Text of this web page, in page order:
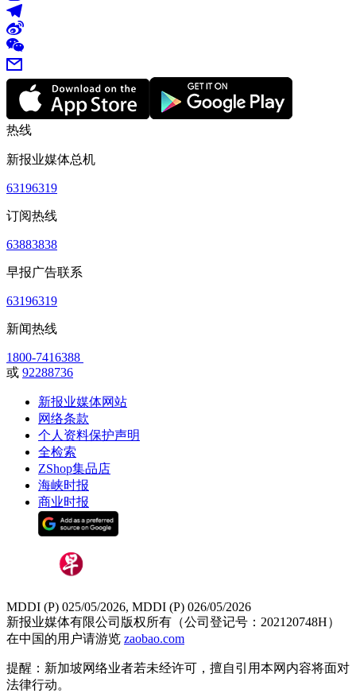
热线
新报业媒体总机
63196319
订阅热线
63883838
早报广告联系
63196319
新闻热线
1800-7416388
或 92288736
新报业媒体网站
网络条款
个人资料保护声明
全检索
ZShop集品店
海峡时报
商业时报
MDDI (P) 025/05/2026, MDDI (P) 026/05/2026
新报业媒体有限公司版权所有（公司登记号：202120748H）
在中国的用户请游览 zaobao.com
提醒：新加坡网络业者若未经许可，擅自引用本网内容将面对
法律行动。